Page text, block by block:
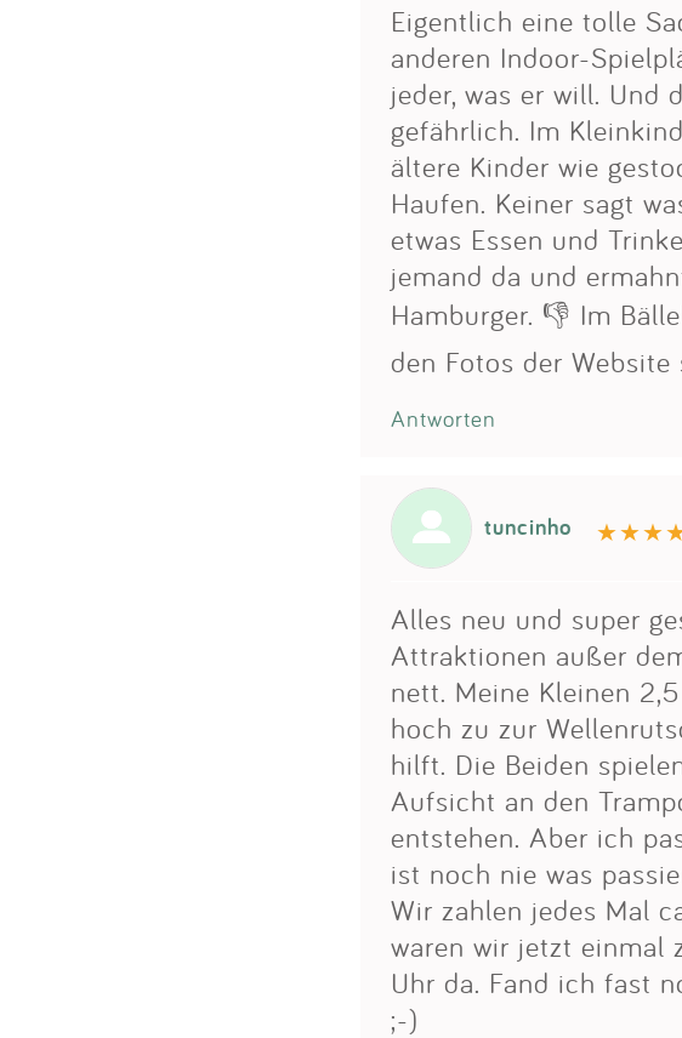
Eigentlich eine tolle
anderen Indoor-
jeder, was er will. Und
gefährlich. Im
ältere Kinder wie
Haufen. Keiner sagt
etwas Essen und
jemand da und
Hamburger. 👎 Im
den Fotos der
Antworten
tuncinho
Alles neu und super
Attraktionen außer
nett. Meine Kleinen
hoch zu zur
hilft. Die Beiden
Aufsicht an den
entstehen. Aber ich
ist noch nie was
Wir zahlen jedes Mal
waren wir jetzt einmal
Uhr da. Fand ich fast
;-)